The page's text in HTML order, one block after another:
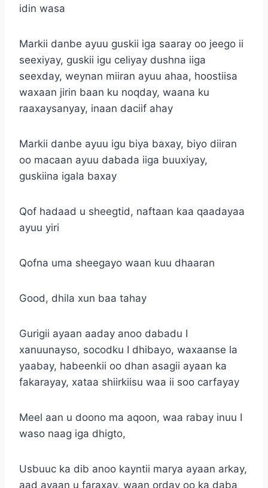
idin wasa
Markii danbe ayuu guskii iga saaray oo jeego ii
seexiyay, guskii igu celiyay dushna iiga
seexday, weynan miiran ayuu ahaa, hoostiisa
waxaan jirin baan ku noqday, waana ku
raaxaysanyay, inaan daciif ahay
Markii danbe ayuu igu biya baxay, biyo diiran
oo macaan ayuu dabada iiga buuxiyay,
guskiina igala baxay
Qof hadaad u sheegtid, naftaan kaa qaadayaa
ayuu yiri
Qofna uma sheegayo waan kuu dhaaran
Good, dhila xun baa tahay
Gurigii ayaan aaday anoo dabadu I
xanuunayso, socodku I dhibayo, waxaanse la
yaabay, habeenkii oo dhan asagii ayaan ka
fakarayay, xataa shiirkiisu waa ii soo carfayay
Meel aan u doono ma aqoon, waa rabay inuu I
waso naag iga dhigto,
Usbuuc ka dib anoo kayntii marya ayaan arkay,
aad ayaan u faraxay, waan orday oo ka daba